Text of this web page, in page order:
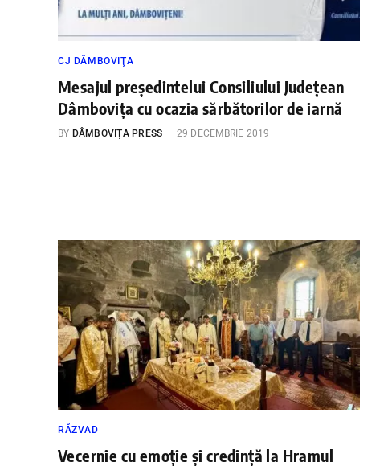
CJ DÂMBOVIŢA
Mesajul președintelui Consiliului Județean
Dâmbovița cu ocazia sărbătorilor de iarnă
BY DÂMBOVIŢA PRESS 29 DECEMBRIE 2019
RĂZVAD
Vecernie cu emoție și credință la Hramul